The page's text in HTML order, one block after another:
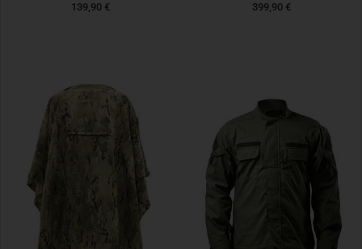
139,90 € 399,90 €